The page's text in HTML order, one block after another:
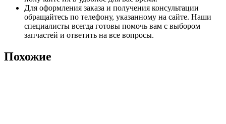
Для оформления заказа и получения консультации
обращайтесь по телефону, указанному на сайте. Наши
специалисты всегда готовы помочь вам с выбором
запчастей и ответить на все вопросы.
Похожие